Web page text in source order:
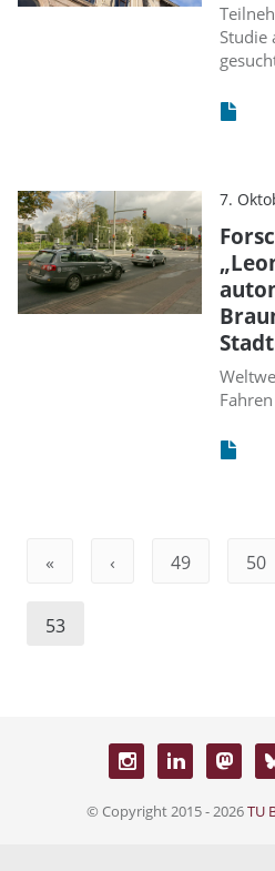
Studie
7.
« ‹ 49 50
53
© Copyright 2015 - 2026TU